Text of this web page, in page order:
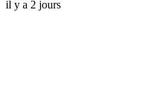
il y a 2 jours